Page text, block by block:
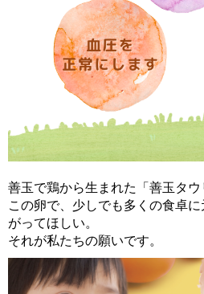
善玉で鶏から生まれた「善玉タウ
この卵で、少しでも多くの食卓
がってほしい。
それが私たちの願いです。